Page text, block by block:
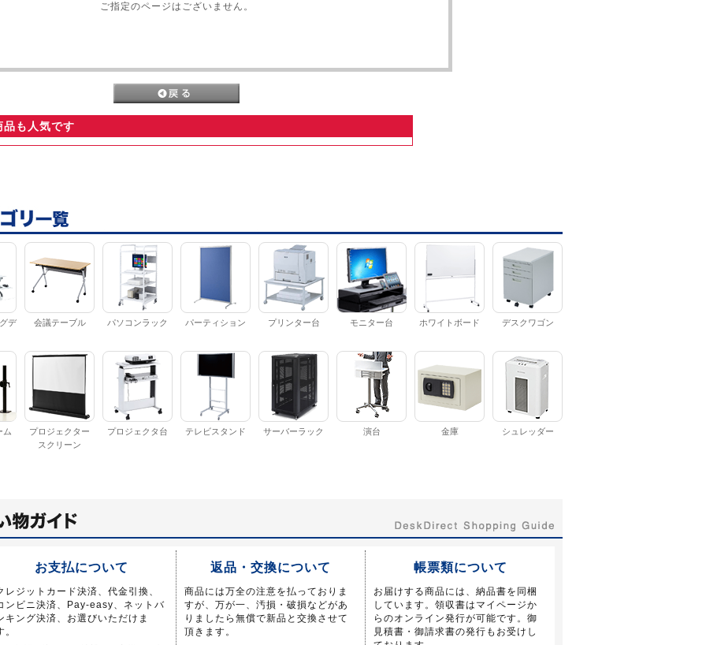
ご指定のページはございません。
品も人気です
デ 会議テーブル パソコンラック パーティション プリンター台 モニター台 ホワイトボード デスクワゴン
ム
プロジェクター
スクリーン
プロジェクタ台 テレビスタンド サーバーラック 演台 金庫 シュレッダー
お支払について
レジットカード決済、代金引換、
ンビニ決済、Pay-easy、ネットバ
キング決済、お選びいただけま
。
返品・交換について
商品には万全の注意を払っておりま
すが、万が一、汚損・破損などがあ
りましたら無償で新品と交換させて
頂きます。
帳票類について
お届けする商品には、納品書を同梱
しています。領収書はマイページか
らのオンライン発行が可能です。御
見積書・御請求書の発行もお受けし